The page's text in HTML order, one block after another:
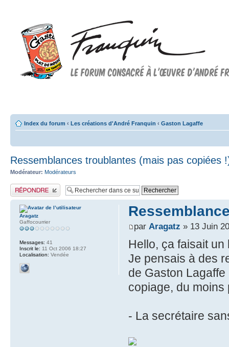
Index du forum ‹ Les créations d'André Franquin ‹ Gaston Lagaffe
Ressemblances troublantes (mais pas copiées
Modérateur: Modérateurs
Publier une réponse
par Aragatz » 13 Juin
Hello, ça faisait
Je pensais à des
de Gaston
copiage, du moins
- La secrétaire
Aragatz
Gaffocourrier
Messages: 41
Inscrit le: 11 Oct 2006 18:27
Localisation: Vendée